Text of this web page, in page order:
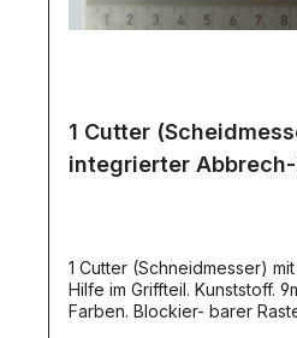
1 Cutter
integrierter
1 Cutter (Schneidmesser)
Hilfe im Griffteil. Kunststoff. 9mm Klinge. Diverse
Farben. Blockier- barer